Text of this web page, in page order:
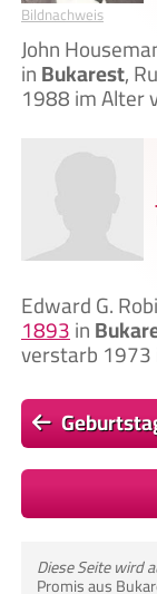
Bildnachweis
John
inBukarest,
1988 im Alter
Edward G.
1893in
verstarb 1973
Diese Seite wird
Promis aus